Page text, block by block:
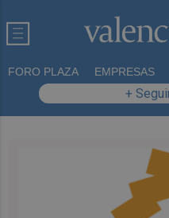
FORO PLAZA EMPRESAS
+